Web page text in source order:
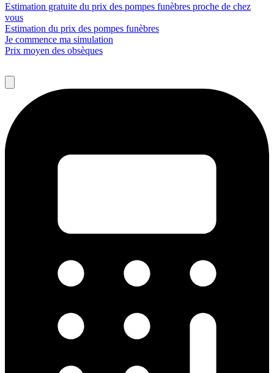
Estimation gratuite du prix des pompes funèbres proche de chez
vous
Estimation du prix des pompes funèbres
Je commence ma simulation
Prix moyen des obsèques